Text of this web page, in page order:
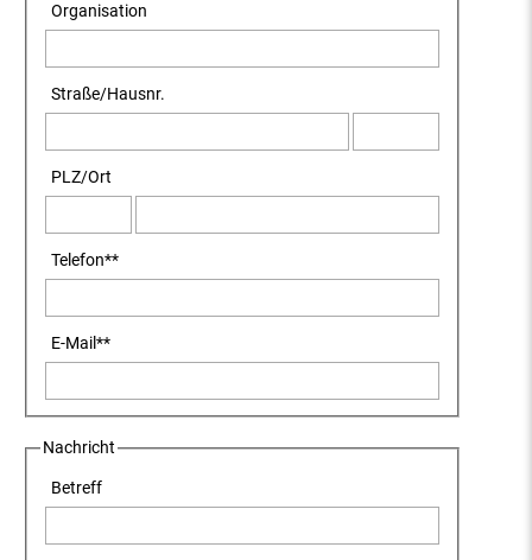
Organisation
Straße/Hausnr.
PLZ/Ort
Telefon**
E-Mail**
Nachricht
Betreff